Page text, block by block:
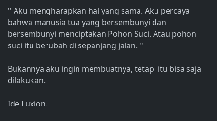
'' Aku mengharapkan hal yang sama. Aku percaya
bahwa manusia tua yang bersembunyi dan
bersembunyi menciptakan Pohon Suci. Atau pohon
suci itu berubah di sepanjang jalan. ''
Bukannya aku ingin membuatnya, tetapi itu bisa saja
dilakukan.
Ide Luxion.